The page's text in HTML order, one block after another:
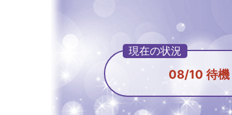
08/10 待機